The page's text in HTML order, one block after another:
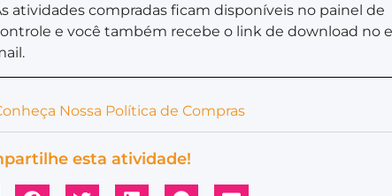
atividades compradas ficam disponíveis no painel de
e você também recebe o link de download no
Nossa Política de Compras
esta atividade!